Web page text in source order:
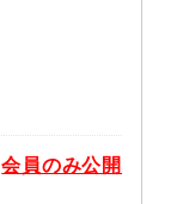
会員のみ公開